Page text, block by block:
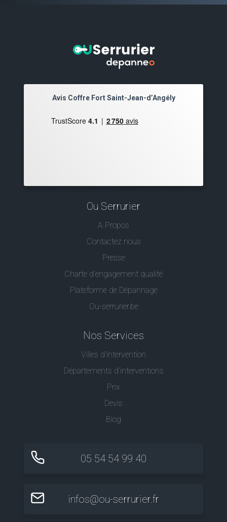
Avis Coffre Fort Saint-Jean-d’Angély
Ou Serrurier
A Propos
Contactez nous
Presse
Charte d’engagement qualité
Plateforme de Dépannage
Ou-serrurier.be
Nos Services
Villes d'intervention
Départements d'interventions
Prix
Devis
Blog
05 54 54 99 40
infos@ou-serrurier.fr